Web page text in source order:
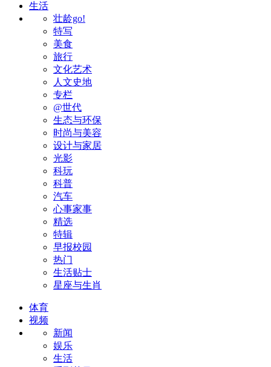
生活
壮龄go!
特写
美食
旅行
文化艺术
人文史地
专栏
@世代
生态与环保
时尚与美容
设计与家居
光影
科玩
科普
汽车
心事家事
精选
特辑
早报校园
热门
生活贴士
星座与生肖
体育
视频
新闻
娱乐
生活